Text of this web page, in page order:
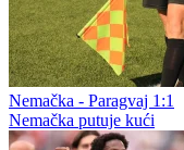
SAD - Bosna i
Zmajevi završili učešće